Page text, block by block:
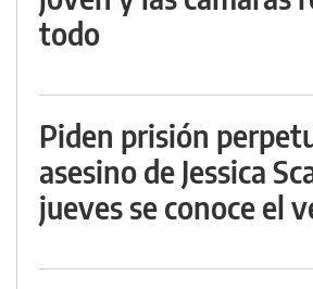
todo
Piden prisión
asesino de Jessica
jueves se conoce el